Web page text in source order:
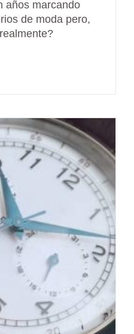
años marcando
de moda pero,